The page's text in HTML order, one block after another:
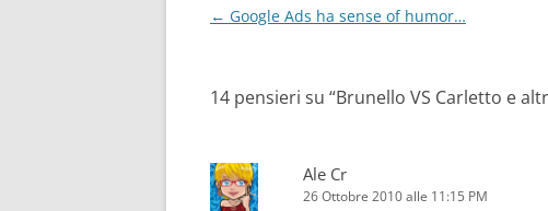
Navigazione
← Google Ads ha sense of humor…
14 pensieri su “Brunello VS Carletto e
Ale Cr
26 Ottobre 2010 alle 11:15 PM